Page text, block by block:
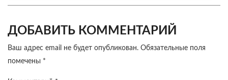
ДОБАВИТЬ КОММЕНТАРИЙ
Ваш адрес email не будет опубликован. Обязательные поля
помечены *